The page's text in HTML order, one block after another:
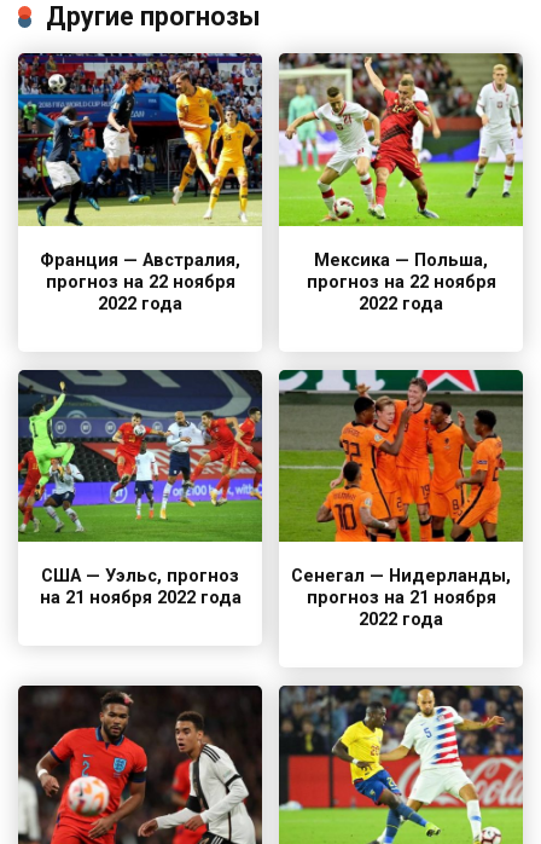
Другие прогнозы
Франция — Австралия,
прогноз на 22 ноября
2022 года
Мексика — Польша,
прогноз на 22 ноября
2022 года
США — Уэльс, прогноз
на 21 ноября 2022 года
Сенегал — Нидерланды,
прогноз на 21 ноября
2022 года